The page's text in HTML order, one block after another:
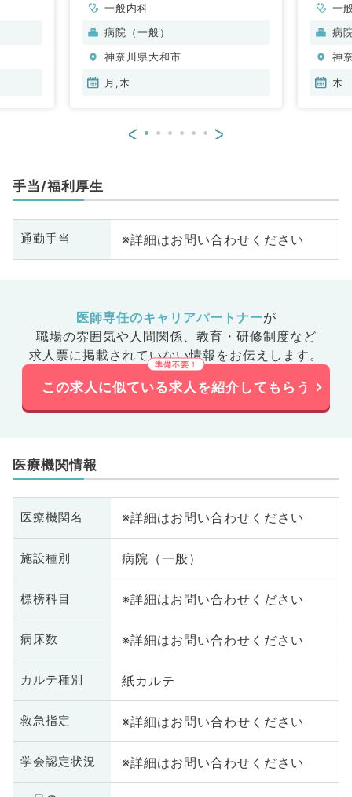
一般内科
病院（一般）
神奈川県大和市
月,木
一
病
神
木
< >
手当/福利厚生
通勤手当 ※詳細はお問い合わせください
医師専任のキャリアパートナーが
職場の雰囲気や人間関係、 教育・研修制度など
求人票に掲載されていない情報をお伝えします。
この求人に似ている求人を紹介してもらう
医療機関情報
医療機関名 ※詳細はお問い合わせください
施設種別 病院（一般）
標榜科目 ※詳細はお問い合わせください
病床数 ※詳細はお問い合わせください
カルテ種別 紙カルテ
救急指定 ※詳細はお問い合わせください
学会認定状況 ※詳細はお問い合わせください